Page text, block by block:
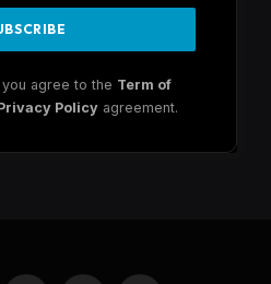
agree to the Term of
Policyagreement.